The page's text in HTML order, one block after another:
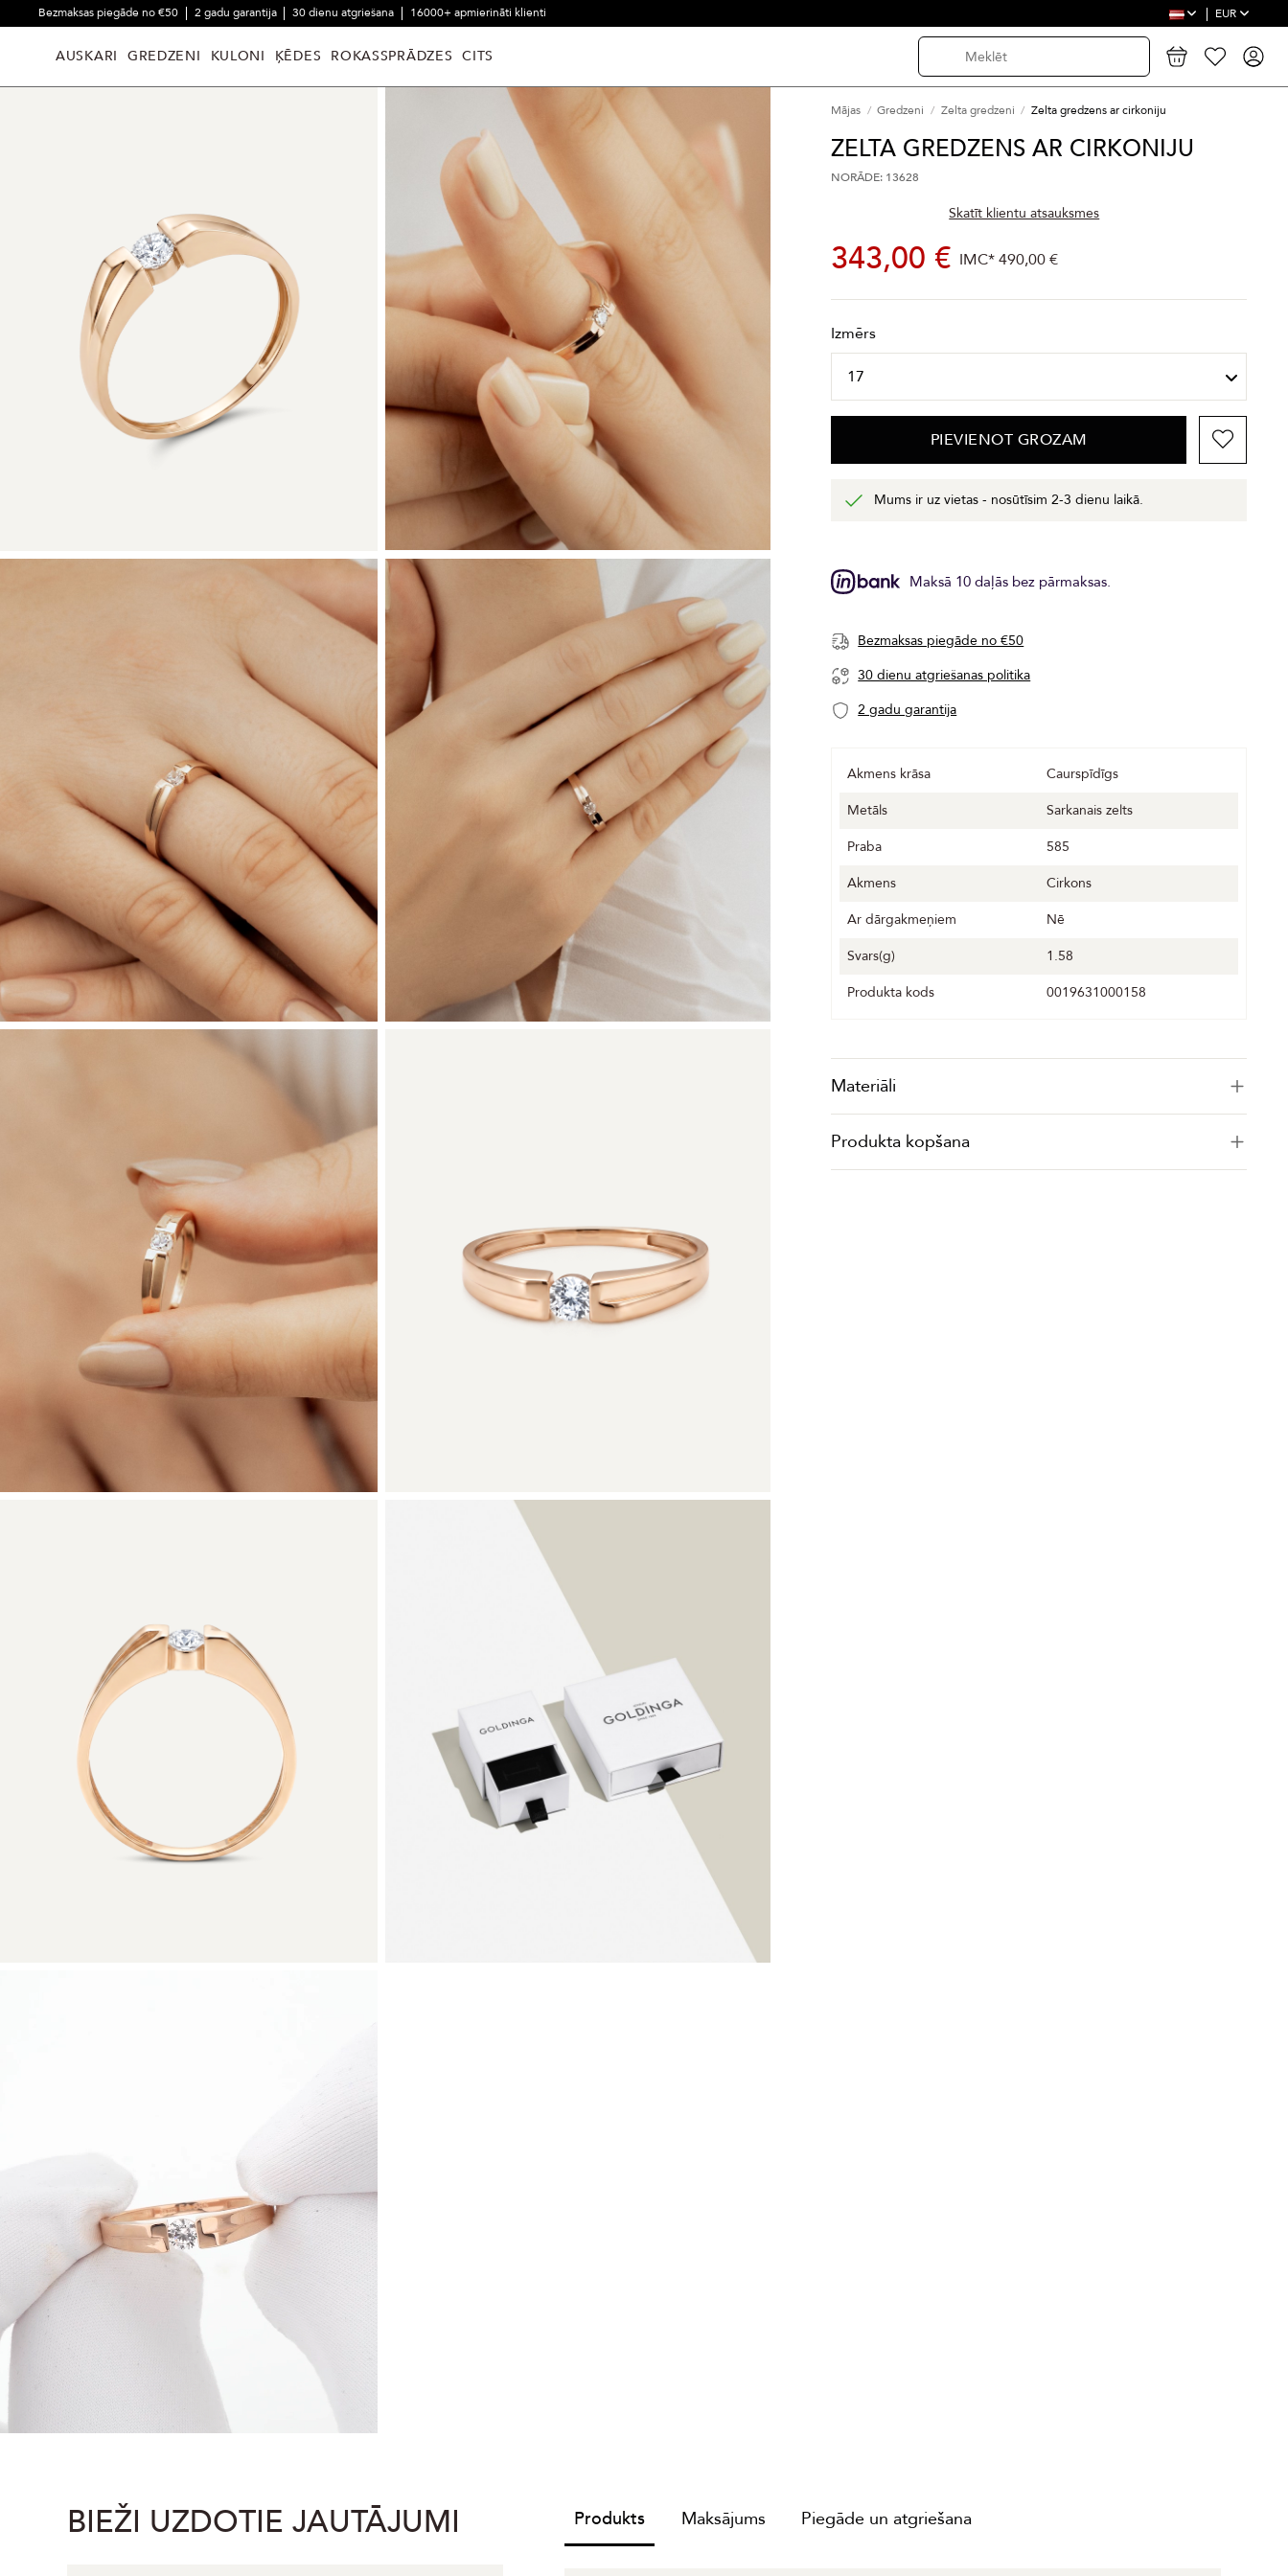
Bezmaksas piegāde no €50 2 gadu garantija 30 dienu atgriešana 16000+ apmierināti klienti EUR
AUSKARI GREDZENI KULONI ĶĒDES ROKASSPRĀDZES CITS
Mājas Gredzeni Zelta gredzeni Zelta gredzens ar cirkoniju
ZELTA GREDZENS AR CIRKONIJU
NORĀDE: 13628
Skatīt klientu atsauksmes
343,00 € IMC*490,00 €
Izmērs
PIEVIENOT GROZAM
Mums ir uz vietas - nosūtīsim 2-3 dienu laikā.
Maksā 10 daļās bez pārmaksas.
Bezmaksas piegāde no €50
30 dienu atgriešanas politika
2 gadu garantija
Akmens krāsa
Caurspīdīgs
Metāls
Sarkanais zelts
Praba
585
Akmens
Cirkons
Ar dārgakmeņiem
Nē
Svars(g)
1.58
Produkta kods
0019631000158
Materiāli
Produkta kopšana
BIEŽI UZDOTIE JAUTĀJUMI Produkts Maksājums Piegāde un atgriešana